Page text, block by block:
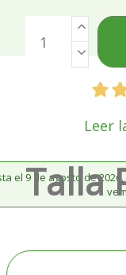
Leer
el 9 de agosto de
Talla